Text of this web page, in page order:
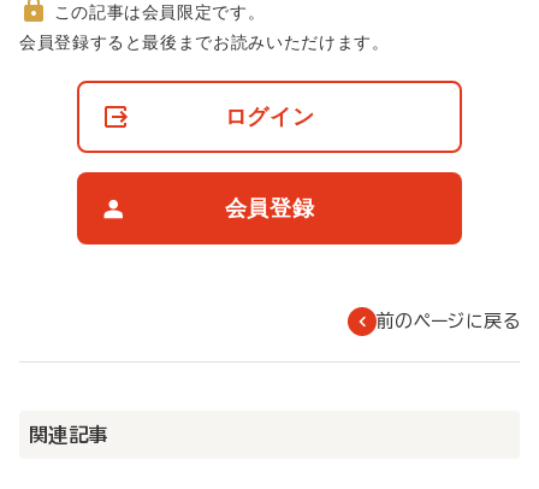
非
この記事は会員限定です。
会員登録すると最後までお読みいただけます。
ログイン
会員登録
前のページに戻る
関連記事